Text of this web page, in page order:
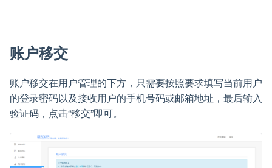
账户移交
账户移交在用户管理的下方，只需要按照要求填写当前用户
的登录密码以及接收用户的手机号码或邮箱地址，最后输入
验证码，点击“移交”即可。